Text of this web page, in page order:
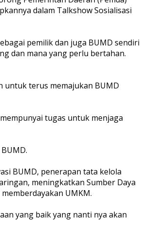
dalam Talkshow Sosialisasi
pemilik dan juga BUMD sendiri
dan mana yang perlu bertahan.
untuk terus memajukan BUMD
tugas untuk menjaga
BUMD, penerapan tata kelola
meningkatkan Sumber Daya
UMKM.
yang baik yang nanti nya akan